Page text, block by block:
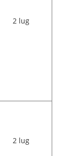
2 lug
2 lug